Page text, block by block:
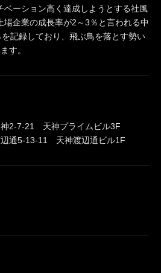
ベーション高く達成しようとする社風
場企業の成長率が2～3％と言われる中
記録しており、飛ぶ鳥を落とす勢い
す。
神2-7-21 天神プライムビル3F
辺通5-13-11 天神渡辺通ビル1F